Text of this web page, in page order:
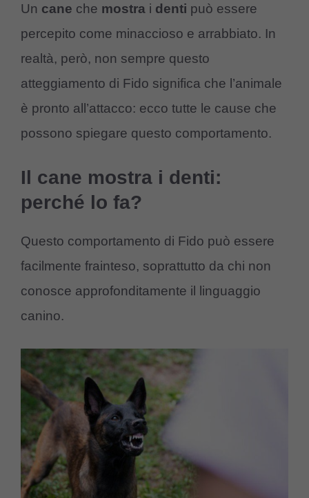
Un cane che mostra i denti può essere
percepito come minaccioso e arrabbiato. In
realtà, però, non sempre questo
atteggiamento di Fido significa che l’animale
è pronto all’attacco: ecco tutte le cause che
possono spiegare questo comportamento.
Il cane mostra i denti:
perché lo fa?
Questo comportamento di Fido può essere
facilmente frainteso, soprattutto da chi non
conosce approfonditamente il linguaggio
canino.